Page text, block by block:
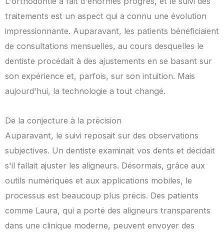
traitements est un aspect qui a connu une évolution
impressionnante. Auparavant, les patients bénéficiaient
de consultations mensuelles, au cours desquelles le
dentiste procédait à des ajustements en se basant sur
son expérience et, parfois, sur son intuition. Mais
aujourd'hui, la technologie a tout changé.
De la conjecture à la précision
Auparavant, le suivi reposait sur des observations
subjectives. Un dentiste examinait vos dents et décidait
s'il fallait ajuster les aligneurs. Désormais, grâce aux
outils numériques et aux applications mobiles, le
processus est beaucoup plus précis. Des patients
comme Laura, qui a porté des aligneurs transparents
dans une clinique moderne, peuvent envoyer des